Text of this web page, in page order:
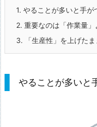
1. やることが多いと手が
2. 重要なのは「作業量」
3. 「生産性」を上げた
やることが多いと